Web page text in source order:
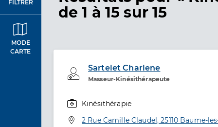
FILTRER
MODE
CARTE
de 1 à 15 sur 15
Sartelet Charlene
Masseur-Kinésithérapeute
Professionel de santé
Kinésithérapie
Adresse
2 Rue Camille Claudel, 25110 Baume-